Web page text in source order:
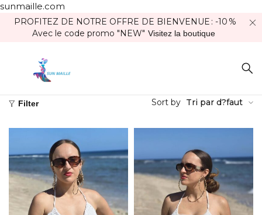
sunmaille.com
PROFITEZ DE NOTRE OFFRE DE BIENVENUE : -10 %
Avec le code promo "NEW" Visitez la boutique
Filter Sort by Tri par d?faut